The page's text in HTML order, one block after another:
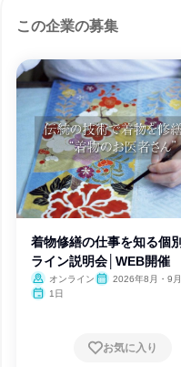
この企業の募集
着物修繕の仕事を知る個
ライン説明会│WEB開催
オンライン
2026年8月・9
1日
お気に入り